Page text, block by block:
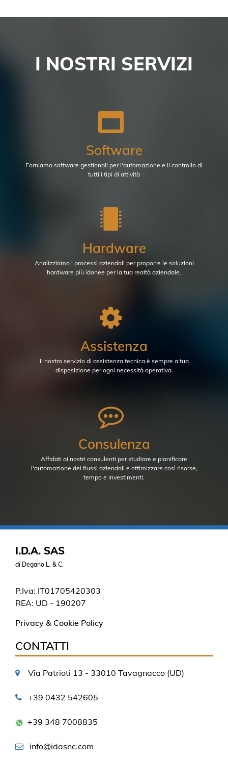
I NOSTRI SERVIZI
Software
Forniamo software gestionali per l'automazione e il controllo di
tutti i tipi di attività
Hardware
Analizziamo i processi aziendali per proporre le soluzioni
hardware più idonee per la tua realtà aziendale.
Assistenza
Il nostro servizio di assistenza tecnica è sempre a tua
disposizione per ogni necessità operativa.
Consulenza
Affidati ai nostri consulenti per studiare e pianificare
l'automazione dei flussi aziendali e ottimizzare così risorse,
tempo e investimenti.
I.D.A. SAS
di Degano L. & C.
P.Iva: IT01705420303
REA: UD - 190207
Privacy & Cookie Policy
CONTATTI
Via Patrioti 13 - 33010 Tavagnacco (UD)
+39 0432 542605
+39 348 7008835
info@idasnc.com